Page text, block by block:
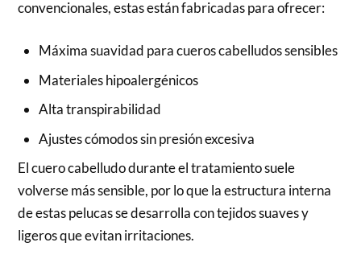
convencionales, estas están fabricadas para ofrecer:
Máxima suavidad para cueros cabelludos sensibles
Materiales hipoalergénicos
Alta transpirabilidad
Ajustes cómodos sin presión excesiva
El cuero cabelludo durante el tratamiento suele
volverse más sensible, por lo que la estructura interna
de estas pelucas se desarrolla con tejidos suaves y
ligeros que evitan irritaciones.